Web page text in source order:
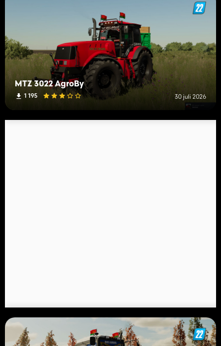
MTZ 3022 AgroBy
1 195 30 juli 2026